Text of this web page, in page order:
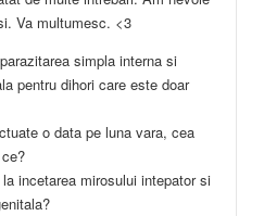
Va multumesc. <3
simpla interna si
pentru dihori care este doar
o data pe luna vara, cea
incetarea mirosului intepator si